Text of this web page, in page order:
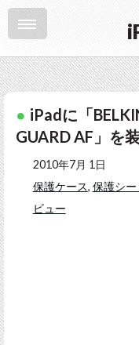
iPadに「
GUARD AF」を
2010年7月 1日
保護ケース, 保護シー
ビュー